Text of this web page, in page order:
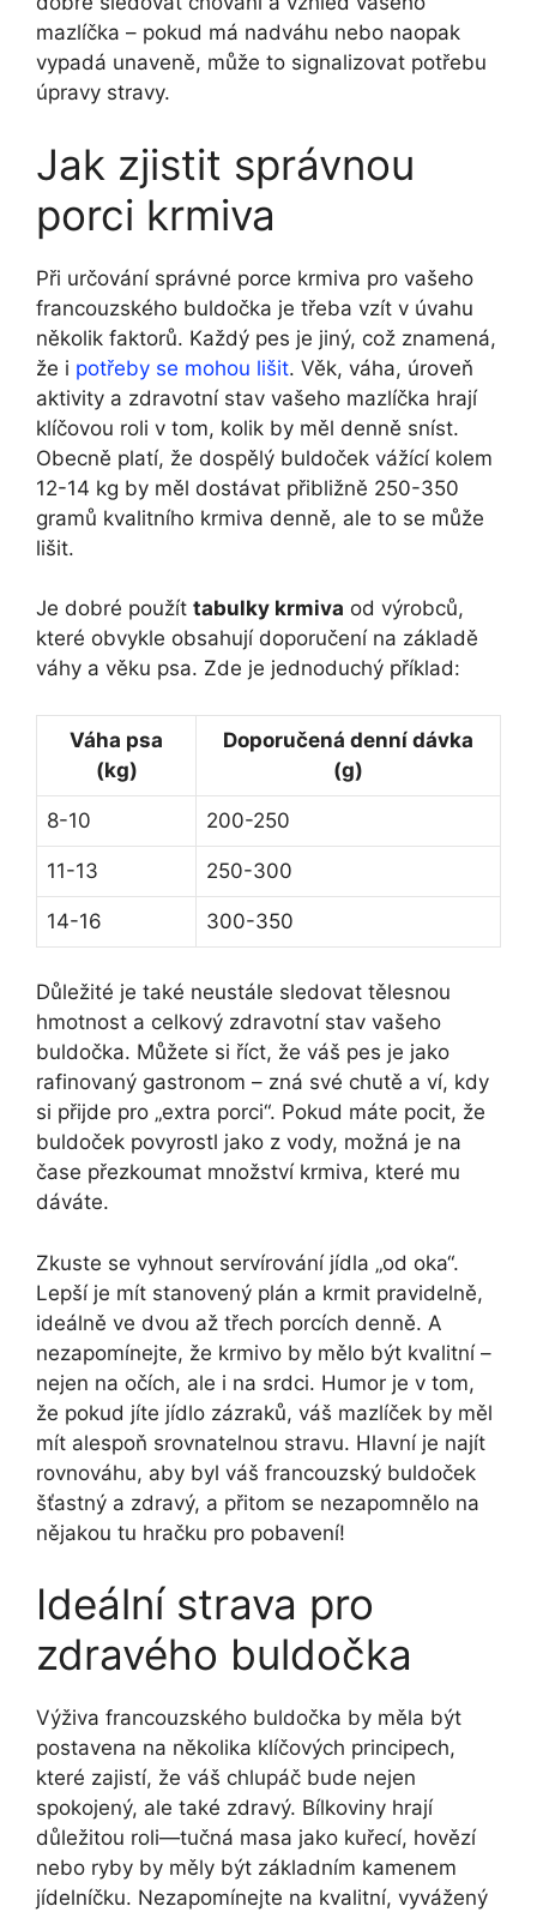
mazlíčka – ⁢pokud má nadváhu nebo naopak
vypadá unaveně, může to signalizovat⁢ potřebu
úpravy stravy.
Jak zjistit ⁢správnou
porci krmiva
Při určování správné ‌porce krmiva pro vašeho
francouzského⁤ buldočka je třeba vzít v úvahu
několik faktorů. Každý pes je ​jiný, což znamená,
že i potřeby se mohou lišit. ⁤Věk, váha, úroveň
aktivity a zdravotní stav⁣ vašeho mazlíčka‌ hrají
klíčovou roli v tom, kolik by měl denně⁣ sníst.
Obecně platí, že dospělý ​buldoček vážící ‌kolem
12-14 ⁣kg by měl dostávat ⁤přibližně 250-350
gramů kvalitního krmiva⁢ denně, ale to se může
lišit.
Je dobré použít tabulky krmiva od výrobců,
které obvykle ​obsahují doporučení na základě
⁤váhy a věku psa. Zde je jednoduchý příklad:
Váha psa
(kg)
Doporučená denní ⁤dávka
(g)
8-10 200-250
11-13 250-300
14-16 300-350
Důležité je také ‌neustále⁣ sledovat tělesnou
hmotnost a celkový zdravotní stav vašeho
buldočka. Můžete ⁣si říct, že váš pes je jako
rafinovaný gastronom – zná⁢ své chutě a ví, kdy
si ⁤přijde pro „extra porci“. Pokud máte pocit, že
buldoček povyrostl jako z vody, možná je na
čase přezkoumat množství krmiva, které mu
dáváte.
Zkuste se vyhnout ‌servírování jídla „od oka“.
Lepší je ⁤mít stanovený plán⁢ a krmit⁣ pravidelně,
ideálně ve dvou až třech ‌porcích denně. A
nezapomínejte, ‍že ⁤krmivo ⁢by mělo‌ být kvalitní –
nejen ​na očích, ale i na srdci. Humor je v tom,
že pokud jíte jídlo ‍zázraků, váš mazlíček ‌by​ měl
mít ⁤alespoň ​srovnatelnou stravu. Hlavní je najít
rovnováhu, ⁢aby byl váš francouzský buldoček
šťastný a zdravý, ​a přitom se nezapomnělo na
nějakou tu hračku pro pobavení!
Ideální ‌strava pro
zdravého buldočka
Výživa francouzského buldočka by měla být
postavena ⁤na několika klíčových principech,
které zajistí, že váš chlupáč bude nejen
spokojený, ale také zdravý. Bílkoviny ‌hrají
důležitou roli—tučná masa⁤ jako kuřecí, hovězí
nebo ryby by měly⁢ být základním kamenem
jídelníčku. Nezapomínejte na kvalitní, vyvážený⁤